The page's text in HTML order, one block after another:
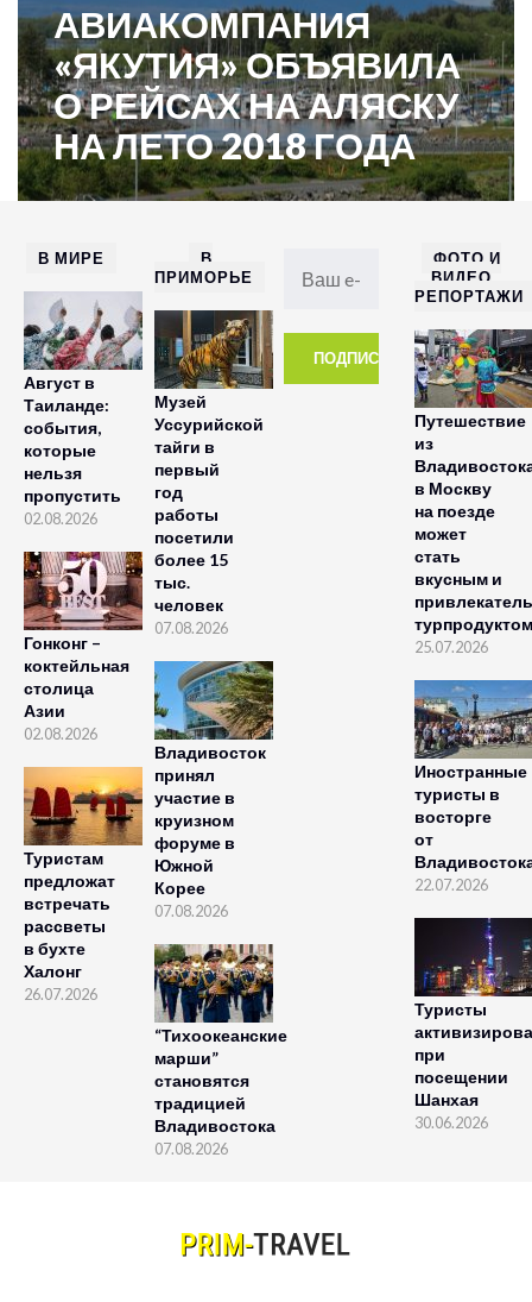
АВИАКОМПАНИЯ
«ЯКУТИЯ» ОБЪЯВИЛА
О РЕЙСАХ НА АЛЯСКУ
НА ЛЕТО 2018 ГОДА
В МИРЕ
Август в
Таиланде:
события,
которые
нельзя
пропустить
02.08.2026
Гонконг –
коктейльная
столица
Азии
02.08.2026
Туристам
предложат
встречать
рассветы
в бухте
Халонг
26.07.2026
В
ПРИМОРЬЕ
Музей
Уссурийской
тайги в
первый
год
работы
посетили
более 15
тыс.
человек
07.08.2026
Владивосток
принял
участие в
круизном
форуме в
Южной
Корее
07.08.2026
“Тихоокеанские
марши”
становятся
традицией
Владивостока
07.08.2026
ФОТО И
ВИДЕО
РЕПОРТАЖИ
Путешествие
из
в Москву
на поезде
может
стать
вкусным и
турпродуктом
25.07.2026
Иностранные
туристы в
восторге
от
22.07.2026
Туристы
при
посещении
Шанхая
30.06.2026